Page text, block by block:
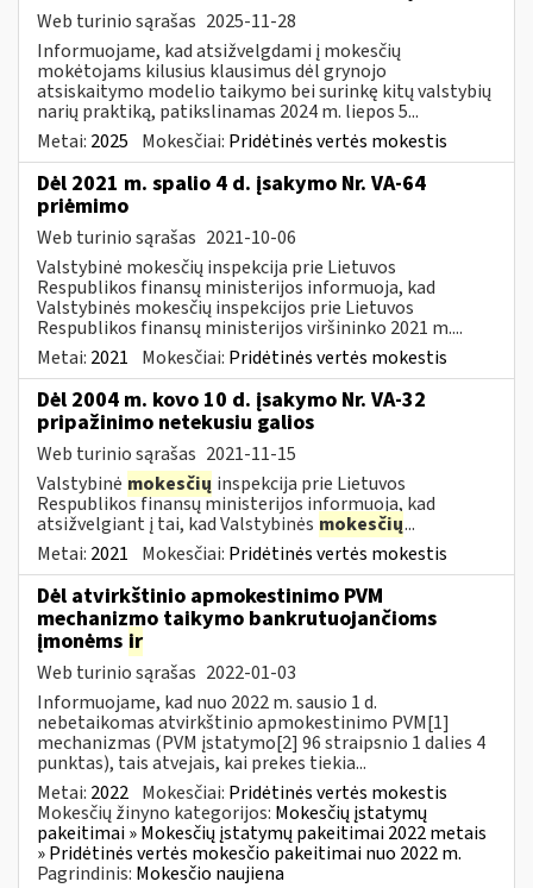
Web turinio sąrašas 2025-11-28
Informuojame, kad atsižvelgdami į mokesčių
mokėtojams kilusius klausimus dėl grynojo
atsiskaitymo modelio taikymo bei surinkę kitų valstybių
narių praktiką, patikslinamas 2024 m. liepos 5...
Metai: 2025 Mokesčiai: Pridėtinės vertės mokestis
Dėl 2021 m. spalio 4 d. įsakymo Nr. VA-64
priėmimo
Web turinio sąrašas 2021-10-06
Valstybinė mokesčių inspekcija prie Lietuvos
Respublikos finansų ministerijos informuoja, kad
Valstybinės mokesčių inspekcijos prie Lietuvos
Respublikos finansų ministerijos viršininko 2021 m....
Metai: 2021 Mokesčiai: Pridėtinės vertės mokestis
Dėl 2004 m. kovo 10 d. įsakymo Nr. VA-32
pripažinimo netekusiu galios
Web turinio sąrašas 2021-11-15
Valstybinė mokesčių inspekcija prie Lietuvos
Respublikos finansų ministerijos informuoja, kad
atsižvelgiant į tai, kad Valstybinės mokesčių...
Metai: 2021 Mokesčiai: Pridėtinės vertės mokestis
Dėl atvirkštinio apmokestinimo PVM
mechanizmo taikymo bankrutuojančioms
įmonėms ir
Web turinio sąrašas 2022-01-03
Informuojame, kad nuo 2022 m. sausio 1 d.
nebetaikomas atvirkštinio apmokestinimo PVM[1]
mechanizmas (PVM įstatymo[2] 96 straipsnio 1 dalies 4
punktas), tais atvejais, kai prekes tiekia...
Metai: 2022 Mokesčiai: Pridėtinės vertės mokestis
Mokesčių žinyno kategorijos: Mokesčių įstatymų
pakeitimai » Mokesčių įstatymų pakeitimai 2022 metais
» Pridėtinės vertės mokesčio pakeitimai nuo 2022 m.
Pagrindinis: Mokesčio naujiena